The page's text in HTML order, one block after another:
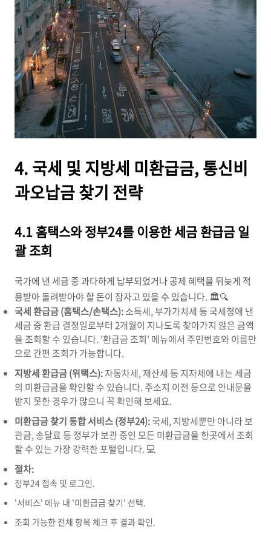
4. 국세 및 지방세 미환급금, 통신비
과오납금 찾기 전략
4.1 홈택스와 정부24를 이용한 세금 환급금 일
괄 조회
국가에 낸 세금 중 과다하게 납부되었거나 공제 혜택을 뒤늦게 적
용받아 돌려받아야 할 돈이 잠자고 있을 수 있습니다. 🏛️🔍
국세 환급금 (홈택스/손택스):소득세, 부가가치세 등 국세청에 낸
세금 중 환급 결정일로부터 2개월이 지나도록 찾아가지 않은 금액
을 조회할 수 있습니다. '환급금 조회' 메뉴에서 주민번호와 이름만
으로 간편 조회가 가능합니다.
지방세 환급금 (위택스):자동차세, 재산세 등 지자체에 내는 세금
의 미환급금을 확인할 수 있습니다. 주소지 이전 등으로 안내문을
받지 못한 경우가 많으니 꼭 확인해 보세요.
미환급금 찾기 통합 서비스 (정부24):국세, 지방세뿐만 아니라 보
관금, 송달료 등 정부가 보관 중인 모든 미환급금을 한곳에서 조회
할 수 있는 가장 강력한 포털입니다. 💻
절차:
정부24 접속 및 로그인.
'서비스' 메뉴 내 '미환급금 찾기' 선택.
조회 가능한 전체 항목 체크 후 결과 확인.